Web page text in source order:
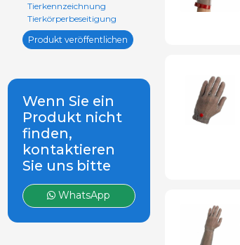
Tierkennzeichnung
Tierkörperbeseitigung
Produkt veröffentlichen
Wenn Sie ein
Produkt nicht
finden,
kontaktieren
Sie uns bitte
WhatsApp